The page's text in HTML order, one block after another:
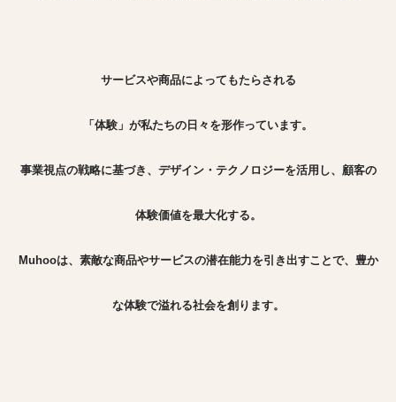
サービスや商品によってもたらされる
「体験」が私たちの日々を形作っています。
事業視点の戦略に基づき、デザイン・テクノロジーを活用し、顧客の
体験価値を最大化する。
Muhooは、素敵な商品やサービスの潜在能力を引き出すことで、豊か
な体験で溢れる社会を創ります。